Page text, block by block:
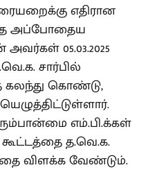
எதிரான
அப்போதைய
05.03.2025
சார்பில்
கொண்டு,
எம்.பி.க்கள்
த.வெ.க.
விளக்க வேண்டும்.